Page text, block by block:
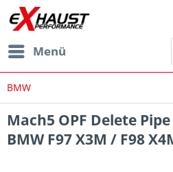
Menü
BMW
Mach5 OPF Delete
BMW F97 X3M / F98